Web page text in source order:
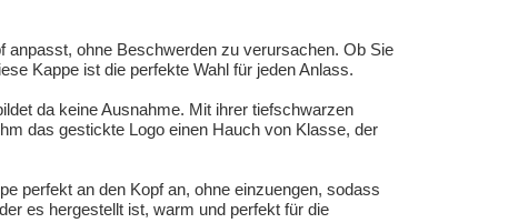
anpasst, ohne Beschwerden zu verursachen. Ob Sie
Kappe ist die perfekte Wahl für jeden Anlass.
da keine Ausnahme. Mit ihrer tiefschwarzen
das gestickte Logo einen Hauch von Klasse, der
perfekt an den Kopf an, ohne einzuengen, sodass
es hergestellt ist, warm und perfekt für die